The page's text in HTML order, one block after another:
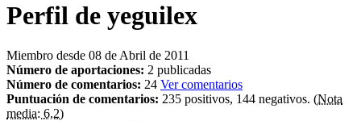
Perfil de yeguilex
Miembro desde 08 de Abril de 2011
Número de aportaciones: 2 publicadas
Número de comentarios: 24 Ver comentarios
Puntuación de comentarios: 235 positivos, 144 negativos. (Nota
media: 6,2)